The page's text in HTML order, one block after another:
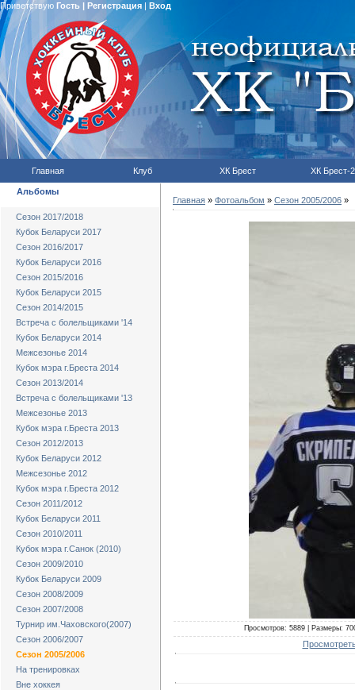
Приветствую Гость | Регистрация| Вход
Главная Клуб ХК Брест ХК Брест-2
Альбомы
Сезон 2017/2018
Кубок Беларуси 2017
Сезон 2016/2017
Кубок Беларуси 2016
Сезон 2015/2016
Кубок Беларуси 2015
Сезон 2014/2015
Встреча с болельщиками '14
Кубок Беларуси 2014
Межсезонье 2014
Кубок мэра г.Бреста 2014
Сезон 2013/2014
Встреча с болельщиками '13
Межсезонье 2013
Кубок мэра г.Бреста 2013
Сезон 2012/2013
Кубок Беларуси 2012
Межсезонье 2012
Кубок мэра г.Бреста 2012
Сезон 2011/2012
Кубок Беларуси 2011
Сезон 2010/2011
Кубок мэра г.Санок (2010)
Сезон 2009/2010
Кубок Беларуси 2009
Сезон 2008/2009
Сезон 2007/2008
Турнир им.Чаховского(2007)
Сезон 2006/2007
Сезон 2005/2006
На тренировках
Вне хоккея
Главная » Фотоальбом » Сезон 2005/2006 »
Просмотров: 5889 | Размеры: